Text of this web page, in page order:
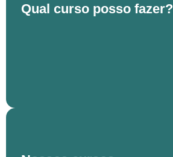
Qual curso posso fazer?